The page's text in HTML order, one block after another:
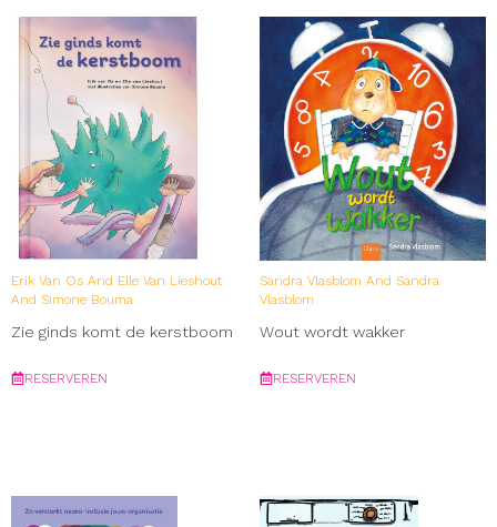
acht! Die rotschool met die fijne klas Achtste-groepers
huilen niet Een stelletje mooie vrienden
Erik Van Os And Elle Van Lieshout
And Simone Bouma
Zie ginds komt de kerstboom
RESERVEREN
Sandra Vlasblom And Sandra
Vlasblom
Wout wordt wakker
RESERVEREN